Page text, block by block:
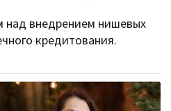
над внедрением нишевых
кредитования.